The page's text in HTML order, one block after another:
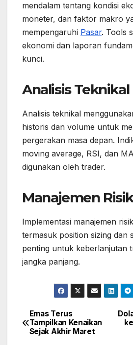
mendalam tentang kondisi
moneter, dan faktor makro
mempengaruhi Pasar. Tools
ekonomi dan laporan
kunci.
Analisis Teknikal
Analisis teknikal
historis dan volume untuk
pergerakan masa depan.
moving average, RSI, dan
digunakan oleh trader.
Manajemen
Implementasi manajemen
termasuk position sizing dan
penting untuk keberlanjutan
jangka panjang.
Post
navigation
Emas Terus
Tampilkan Kenaikan
Sejak Akhir Maret